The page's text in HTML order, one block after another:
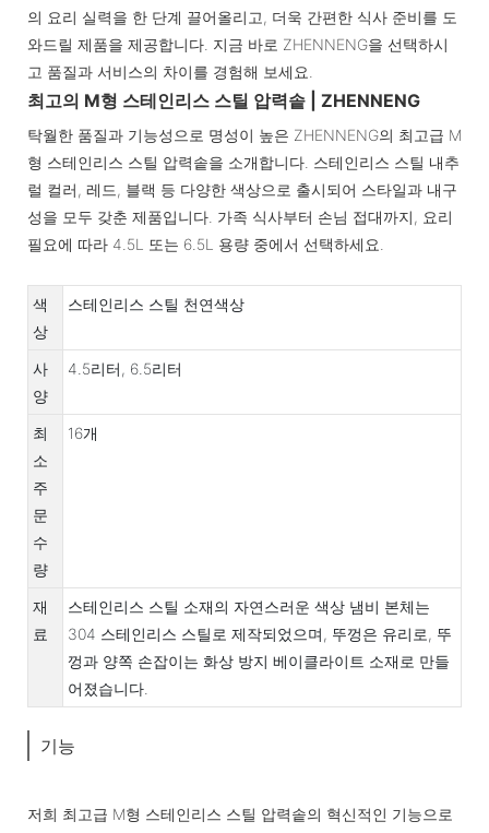
의 요리 실력을 한 단계 끌어올리고, 더욱 간편한 식사 준비를 도
와드릴 제품을 제공합니다. 지금 바로 ZHENNENG을 선택하시
고 품질과 서비스의 차이를 경험해 보세요.
최고의 M형 스테인리스 스틸 압력솥 | ZHENNENG
탁월한 품질과 기능성으로 명성이 높은 ZHENNENG의 최고급 M
형 스테인리스 스틸 압력솥을 소개합니다. 스테인리스 스틸 내추
럴 컬러, 레드, 블랙 등 다양한 색상으로 출시되어 스타일과 내구
성을 모두 갖춘 제품입니다. 가족 식사부터 손님 접대까지, 요리
필요에 따라 4.5L 또는 6.5L 용량 중에서 선택하세요.
색
상
스테인리스 스틸 천연색상
사
양
4.5리터, 6.5리터
최
소
주
문
수
량
16개
재
료
스테인리스 스틸 소재의 자연스러운 색상 냄비 본체는
304 스테인리스 스틸로 제작되었으며, 뚜껑은 유리로, 뚜
껑과 양쪽 손잡이는 화상 방지 베이클라이트 소재로 만들
어졌습니다.
기능
저희 최고급 M형 스테인리스 스틸 압력솥의 혁신적인 기능으로